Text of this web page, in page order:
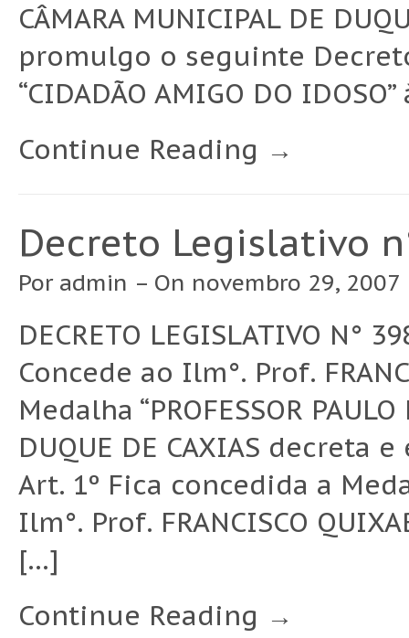
CÂMARA MUNICIPAL DE
promulgo o seguinte
“CIDADÃO AMIGO DO
Continue Reading →
Decreto Legislativo
Por admin – On novembro 29,
DECRETO LEGISLATIVO N°
Concede ao Ilm°. Prof.
Medalha “PROFESSOR
DUQUE DE CAXIAS
Art. 1º Fica concedida a
Ilm°. Prof. FRANCISCO
[…]
Continue Reading →